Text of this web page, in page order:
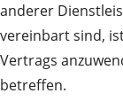
anderer
vereinbart sind,
Vertrags
betreffen.